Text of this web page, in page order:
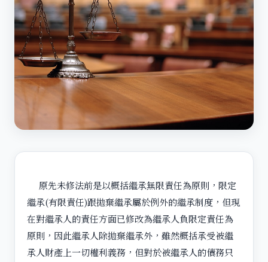
原先未修法前是以概括繼承無限責任為原則，限定
繼承(有限責任)跟拋棄繼承屬於例外的繼承制度，但現
在對繼承人的責任方面已修改為繼承人負限定責任為
原則，因此繼承人除拋棄繼承外，雖然概括承受被繼
承人財產上一切權利義務，但對於被繼承人的債務只